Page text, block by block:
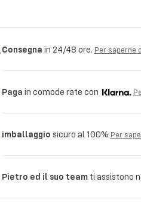
Consegna in 24/48 ore. Per saperne
Paga in comode rate con
imballaggio sicuro al 100% Per
Pietro ed il suo teamti assistono